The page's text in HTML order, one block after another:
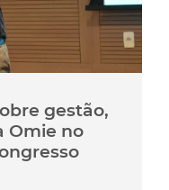
gestão,
Omie no